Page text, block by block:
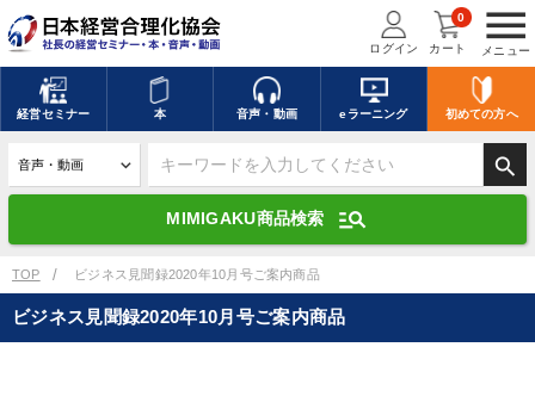
menu
メニュー
ログイン カート
0
経営セミナー 本 音声・動画 eラーニング 初めての方へ
search
MIMIGAKU商品検索 manage_search
キーワードを入力して探す
デジタル版対応のみ検索結果に表示する
search 上記の条件で検索
TOP ビジネス見聞録2020年10月号ご案内商品
ビジネス見聞録2020年10月号ご案内商品